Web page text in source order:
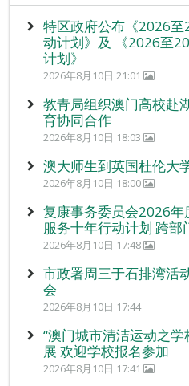
特区政府公布《2026
动计划》及 《2026至
计划》
2026年8月10日 21:01
教青局组织澳门高校赴
育协同合作
2026年8月10日 18:03
澳大师生到英国杜伦大
2026年8月10日 18:00
复康事务委员会2026年
服务十年行动计划 跨部
2026年8月10日 17:48
市政署周三于石排湾活
会
2026年8月10日 17:44
“澳门城市清洁运动之
展 欢迎学校报名参加
2026年8月10日 17:41